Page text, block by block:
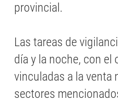
provincial.
Las tareas de
día y la noche, con
vinculadas a la
sectores